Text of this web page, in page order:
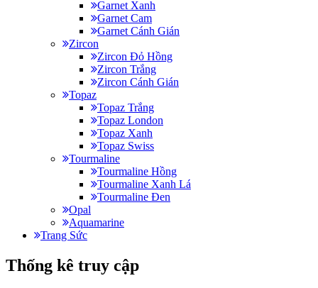
Garnet Xanh
Garnet Cam
Garnet Cánh Gián
Zircon
Zircon Đỏ Hồng
Zircon Trắng
Zircon Cánh Gián
Topaz
Topaz Trắng
Topaz London
Topaz Xanh
Topaz Swiss
Tourmaline
Tourmaline Hồng
Tourmaline Xanh Lá
Tourmaline Đen
Opal
Aquamarine
Trang Sức
Thống kê truy cập